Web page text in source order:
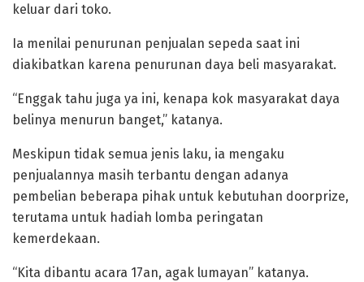
keluar dari toko.
Ia menilai penurunan penjualan sepeda saat ini
diakibatkan karena penurunan daya beli masyarakat.
“Enggak tahu juga ya ini, kenapa kok masyarakat daya
belinya menurun banget,” katanya.
Meskipun tidak semua jenis laku, ia mengaku
penjualannya masih terbantu dengan adanya
pembelian beberapa pihak untuk kebutuhan doorprize,
terutama untuk hadiah lomba peringatan
kemerdekaan.
“Kita dibantu acara 17an, agak lumayan” katanya.